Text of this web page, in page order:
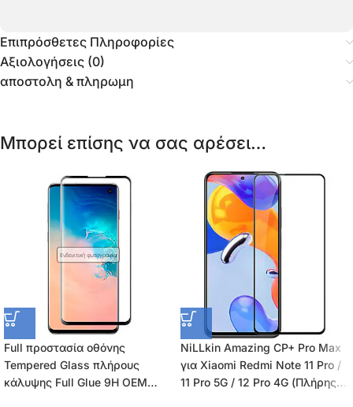
Επιπρόσθετες Πληροφορίες
Αξιολογήσεις (0)
αποστολη & πληρωμη
Μπορεί επίσης να σας αρέσει…
Ενδεικτική φωτογραφία
Full προστασία οθόνης
Tempered Glass πλήρους
κάλυψης Full Glue 9H OEM
NiLLkin Amazing CP+ Pro Max
για Xiaomi Redmi Note 11 Pro /
11 Pro 5G / 12 Pro 4G (Πλήρης